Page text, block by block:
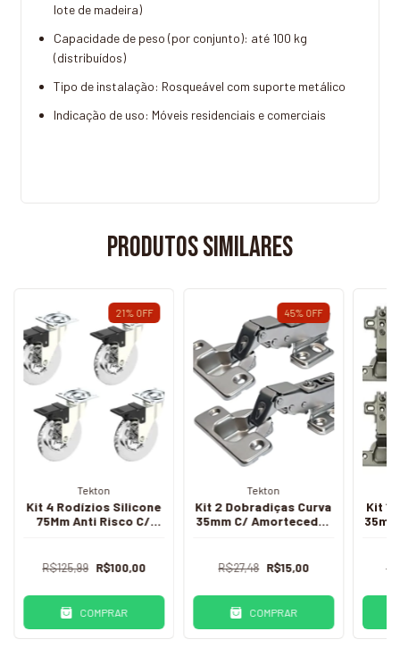
lote de madeira)
Capacidade de peso (por conjunto): até 100 kg
(distribuídos)
Tipo de instalação: Rosqueável com suporte metálico
Indicação de uso: Móveis residenciais e comerciais
Produtos similares
21% OFF
Tekton
Kit 4 Rodízios Silicone
75Mm Anti Risco C/
R$125,99 R$100,00
COMPRAR
45% OFF
Tekton
Kit 2 Dobradiças Curva
35mm C/ Amortecedor
R$27,48 R$15,00
COMPRAR
Kit